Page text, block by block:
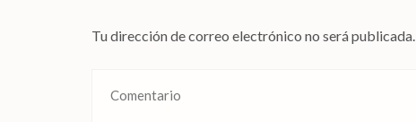
Tu dirección de correo electrónico no será publicada.